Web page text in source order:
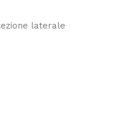
laterale